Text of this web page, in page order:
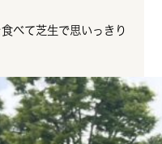
べて芝生で思いっきり